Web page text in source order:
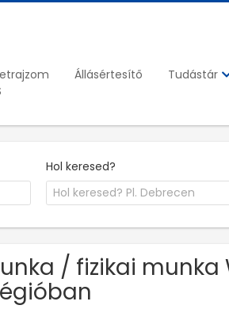
Állásértesítő Tudástár
Hol keresed?
/ fizikai munka